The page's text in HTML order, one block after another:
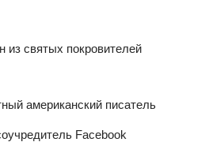
святых покровителей
американский писатель
Facebook